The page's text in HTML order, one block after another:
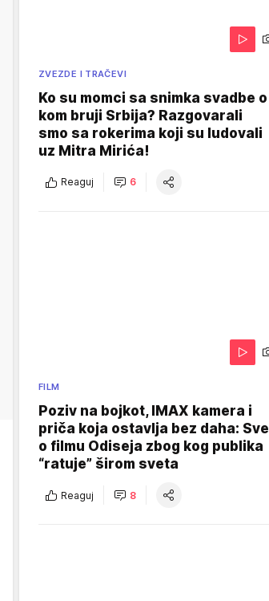
ZVEZDE I TRAČEVI
Ko su momci sa snimka svadbe o
kom bruji Srbija? Razgovarali
smo sa rokerima koji su ludovali
uz Mitra Mirića!
Reaguj 6
FILM
Poziv na bojkot, IMAX kamera i
priča koja ostavlja bez daha: Sve
o filmu Odiseja zbog kog publika
“ratuje” širom sveta
Reaguj 8